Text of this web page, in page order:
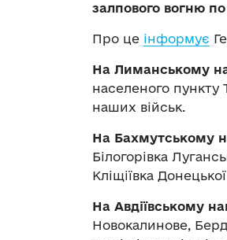
залпового вогню
Про це інформує
На Лиманському
населеного пункту
наших військ.
На Бахмутському
Білогорівка
Кліщіївка
На Авдіївському
Новокалинове,